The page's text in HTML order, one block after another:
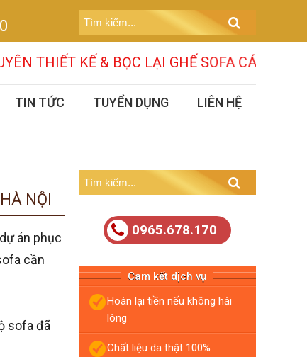
Tìm
kiếm:
Search
& BỌC LẠI GHẾ SOFA CÁC MẪU MÃ MỚI
TIN TỨC TUYỂN DỤNG LIÊN HỆ
NỘI
án phục
cần
sofa đã
Tìm
kiếm:
0965.678.170
Cam kết dịch vụ
Hoàn lại tiền nếu không hài
lòng
Chất liệu da thật 100%